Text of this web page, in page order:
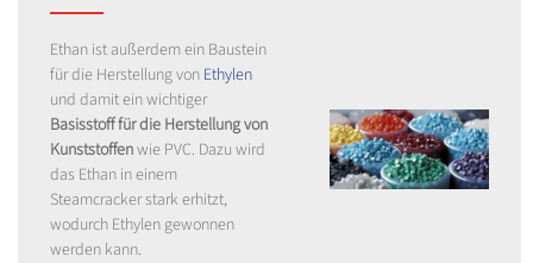
Ethan ist außerdem ein Baustein
für die Herstellung von Ethylen
und damit ein wichtiger
Basisstoff für die Herstellung von
Kunststoffenwie PVC. Dazu wird
das Ethan in einem
Steamcracker stark erhitzt,
wodurch Ethylen gewonnen
werden kann.